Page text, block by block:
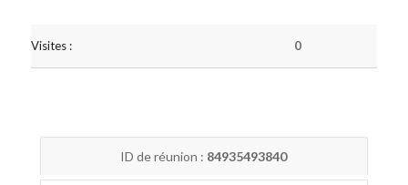
Visites : 0
ID de réunion : 84935493840